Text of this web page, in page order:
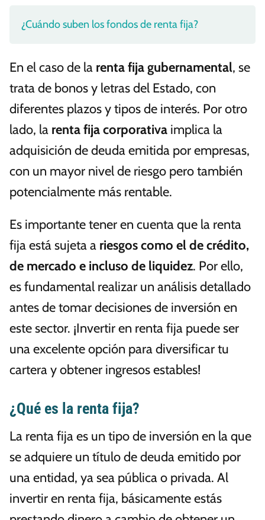
¿Cuándo suben los fondos de renta fija?
En el caso de la renta fija gubernamental, se
trata de bonos y letras del Estado, con
diferentes plazos y tipos de interés. Por otro
lado, la renta fija corporativa implica la
adquisición de deuda emitida por empresas,
con un mayor nivel de riesgo pero también
potencialmente más rentable.
Es importante tener en cuenta que la renta
fija está sujeta a riesgos como el de crédito,
de mercado e incluso de liquidez. Por ello,
es fundamental realizar un análisis detallado
antes de tomar decisiones de inversión en
este sector. ¡Invertir en renta fija puede ser
una excelente opción para diversificar tu
cartera y obtener ingresos estables!
¿Qué es la renta fija?
La renta fija es un tipo de inversión en la que
se adquiere un título de deuda emitido por
una entidad, ya sea pública o privada. Al
invertir en renta fija, básicamente estás